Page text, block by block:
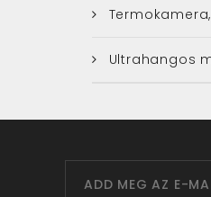
Ultrahangos